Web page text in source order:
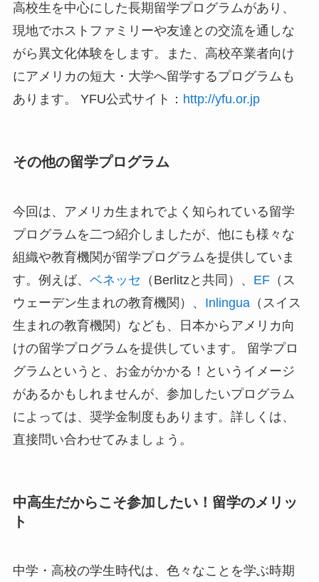
高校生を中心にした長期留学プログラムがあり、
現地でホストファミリーや友達との交流を通しな
がら異文化体験をします。また、高校卒業者向け
にアメリカの短大・大学へ留学するプログラムも
あります。 YFU公式サイト： http://yfu.or.jp
その他の留学プログラム
今回は、アメリカ生まれでよく知られている留学
プログラムを二つ紹介しましたが、他にも様々な
組織や教育機関が留学プログラムを提供していま
す。例えば、 ベネッセ （Berlitzと共同）、 EF（ス
ウェーデン生まれの教育機関）、 Inlingua（スイス
生まれの教育機関）なども、日本からアメリカ向
けの留学プログラムを提供しています。 留学プロ
グラムというと、お金がかかる！というイメージ
があるかもしれませんが、参加したいプログラム
によっては、奨学金制度もあります。詳しくは、
直接問い合わせてみましょう。
中高生だからこそ参加したい！留学のメリッ
ト
中学・高校の学生時代は、色々なことを学ぶ時期